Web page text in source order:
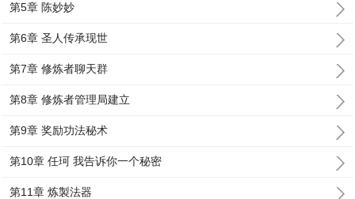
第5章 陈妙妙
第6章 圣人传承现世
第7章 修炼者聊天群
第8章 修炼者管理局建立
第9章 奖励功法秘术
第10章 任珂 我告诉你一个秘密
第11章 炼製法器